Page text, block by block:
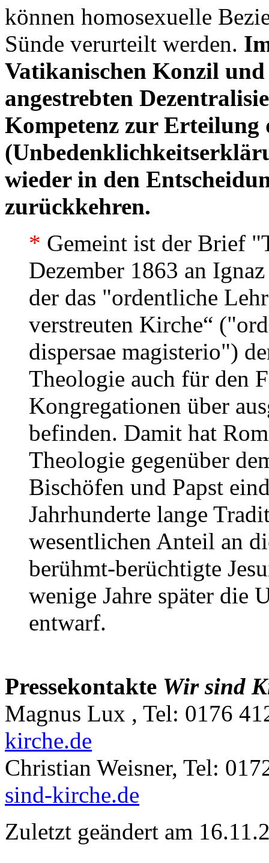
können homosexuelle
Sünde verurteilt werden.
Vatikanischen Konzil
angestrebten
Kompetenz zur Erteilung
wieder in den
zurückkehren.
* Gemeint ist der Brief
Dezember 1863 an
der das "ordentliche
verstreuten Kirche“
dispersae magisterio")
Theologie auch für den
Kongregationen über
befinden. Damit hat
Theologie gegenüber
Bischöfen und Papst
Jahrhunderte lange
wesentlichen Anteil an
berühmt-berüchtigte
wenige Jahre später die
entwarf.
Pressekontakte Wir sind
Magnus Lux , Tel: 0176
kirche.de
Christian Weisner, Tel:
sind-kirche.de
Zuletzt geändert am